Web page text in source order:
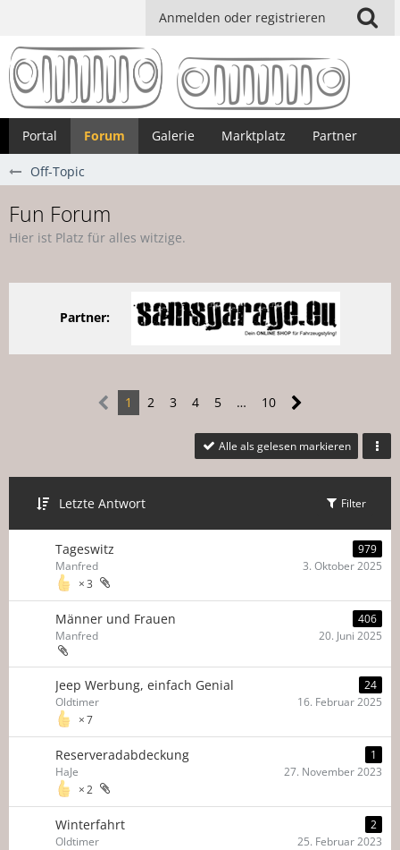
Anmelden oder registrieren
Portal Forum Galerie Marktplatz Partner
Off-Topic
Fun Forum
Hier ist Platz für alles witzige.
Partner:
1 2 3 4 5 … 10
Alle als gelesen markieren
Letzte Antwort Filter
Tageswitz 979
3
Manfred 3. Oktober 2025
Männer und Frauen
406
Manfred
20. Juni 2025
Jeep Werbung, einfach Genial 24
7
Oldtimer 16. Februar 2025
Reserveradabdeckung 1
2
HaJe 27. November 2023
Winterfahrt 2
Oldtimer 25. Februar 2023